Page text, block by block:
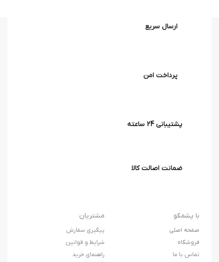
ارسال سریع
پرداخت امن
پشتیبانی 24 ساعته
ضمانت اصالت کالا
با پشمکو
صفحه اصلی
فروشگاه
تماس با ما
مشتریان
پیگیری سفارش
شرایط و قوانین
راهنمای خرید